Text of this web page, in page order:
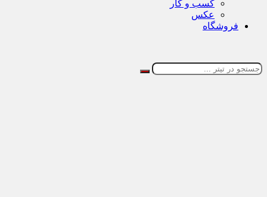
کسب و کار
عکس
فروشگاه